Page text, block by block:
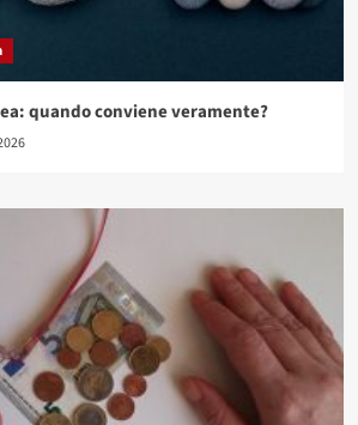
quando conviene veramente?